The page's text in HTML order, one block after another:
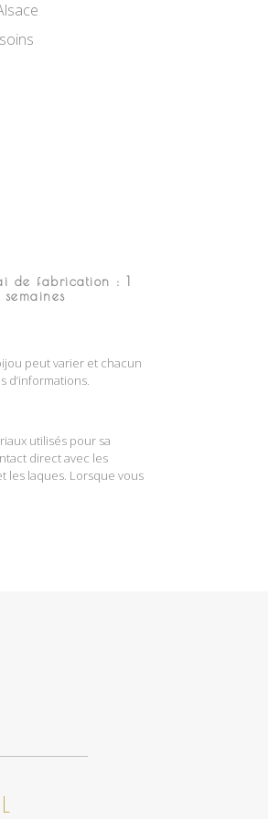
de fabrication : 1
peut varier et chacun
d’informations.
utilisés pour sa
direct avec les
les laques. Lorsque vous